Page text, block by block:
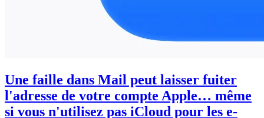
Une faille dans Mail peut laisser fuiter
l'adresse de votre compte Apple… même
si vous n'utilisez pas iCloud pour les e-